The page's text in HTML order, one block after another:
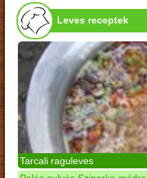
Leves receptek
Tarcali raguleves